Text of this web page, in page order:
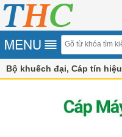
Bộ khuếch đại, Cáp tín hiệu